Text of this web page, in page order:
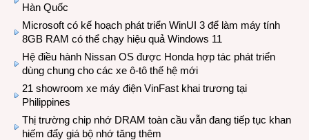
Hàn Quốc
Microsoft có kế hoạch phát triển WinUI 3 để làm máy tính
8GB RAM có thể chạy hiệu quả Windows 11
Hệ điều hành Nissan OS được Honda hợp tác phát triển
dùng chung cho các xe ô-tô thế hệ mới
21 showroom xe máy điện VinFast khai trương tại
Philippines
Thị trường chip nhớ DRAM toàn cầu vẫn đang tiếp tục khan
hiếm đẩy giá bộ nhớ tăng thêm